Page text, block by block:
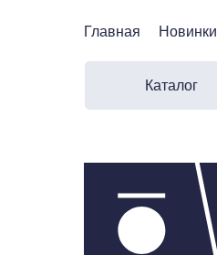
Новинки
Главная
Каталог
Новинки
Главная